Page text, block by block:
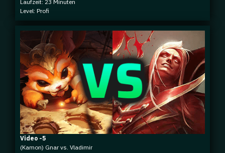
Laufzeit: 23 Minuten
Level: Profi
Video -5
(Kamon) Gnar vs. Vladimir